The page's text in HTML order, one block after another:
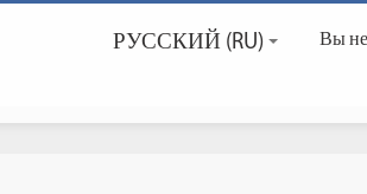
Вы
РУССКИЙ ‎(RU)‎